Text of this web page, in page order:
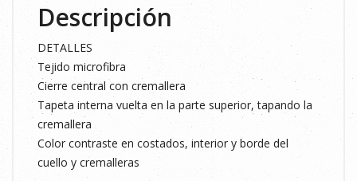
Descripción
DETALLES
Tejido microfibra
Cierre central con cremallera
Tapeta interna vuelta en la parte superior, tapando la
cremallera
Color contraste en costados, interior y borde del
cuello y cremalleras